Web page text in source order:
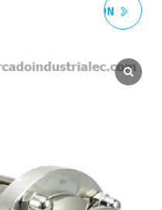
VISOR SANITARIO 360° CON